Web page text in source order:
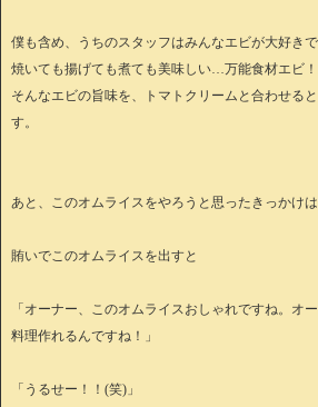
僕も含め、うちのスタッフはみんなエビが大好きで
焼いても揚げても煮ても美味しい…万能食材エビ！
そんなエビの旨味を、トマトクリームと合わせる
す。
あと、このオムライスをやろうと思ったきっかけは
賄いでこのオムライスを出すと
「オーナー、このオムライスおしゃれですね。オ
料理作れるんですね！」
「うるせー！！(笑)」